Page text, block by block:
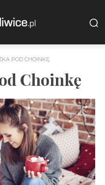
POD CHOINKĘ
Choinkę